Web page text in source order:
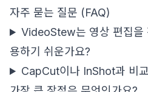
자주 묻는 질문 (FAQ)
VideoStew는 영상 편집을
용하기 쉬운가요?
CapCut이나 InShot과 비